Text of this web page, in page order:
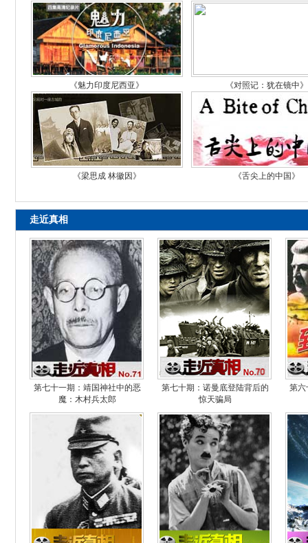
《魅力印度尼西亚》 《对照记：犹在镜中》
《梁思成 林徽因》 《舌尖上的中国》
走近真相
第七十一期：靖国神社中的恶
魔：木村兵太郎
第七十期：诺曼底登陆背后的
惊天骗局
第六